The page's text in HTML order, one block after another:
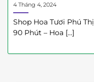
4 Tháng 4, 2024
Shop Hoa Tươi Phú
90 Phút – Hoa [...]